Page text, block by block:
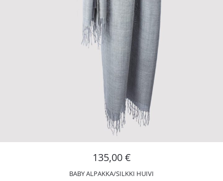
135,00€
BABY ALPAKKA/SILKKI HUIVI